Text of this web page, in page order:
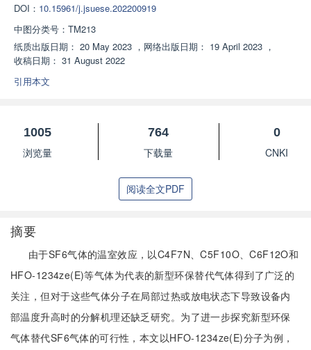
DOI： 10.15961/j.jsuese.202200919
中图分类号： TM213
纸质出版日期： 20 May 2023 ， 网络出版日期： 19 April 2023 ，
收稿日期： 31 August 2022
引用本文
1005
浏览量
764
下载量
0
CNKI
阅读全文PDF
摘要
由于SF6气体的温室效应，以C4F7N、C5F10O、C6F12O和
HFO-1234ze(E)等气体为代表的新型环保替代气体得到了广泛的
关注，但对于这些气体分子在局部过热或放电状态下导致设备内
部温度升高时的分解机理还缺乏研究。为了进一步探究新型环保
气体替代SF6气体的可行性，本文以HFO-1234ze(E)分子为例，